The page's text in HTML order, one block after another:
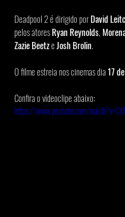
Deadpool 2 é dirigido por David
pelos atores Ryan Reynolds,
Zazie Beetz e Josh Brolin.
O filme estreia nos cinemas dia 17
Confira o videoclipe abaixo:
https://www.youtube.com/